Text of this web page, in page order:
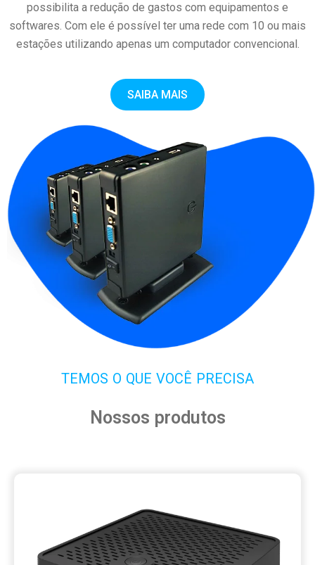
possibilita a redução de gastos com equipamentos e
softwares. Com ele é possível ter uma rede com 10 ou mais
estações utilizando apenas um computador convencional.
SAIBA MAIS
TEMOS O QUE VOCÊ PRECISA
Nossos produtos